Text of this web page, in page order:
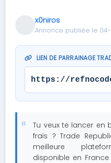
x0niros
Annonce publiée le
LIEN DE PARRAINAGE
https://
Tu veux te lancer en
frais ? Trade
meilleure
disponible en